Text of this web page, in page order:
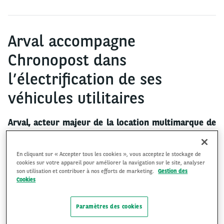
Arval accompagne
Chronopost dans
l’électrification de ses
véhicules utilitaires
Arval, acteur majeur de la location multimarque de
de mobilité accompagne Chronopost dans le
pilotage et l’électrification de sa flotte.
Depuis 10 ans, Arval accompagne la transformation
En cliquant sur « Accepter tous les cookies », vous acceptez le stockage de
cookies sur votre appareil pour améliorer la navigation sur le site, analyser
son utilisation et contribuer à nos efforts de marketing.
Gestion des
Cookies
Paramètres des cookies